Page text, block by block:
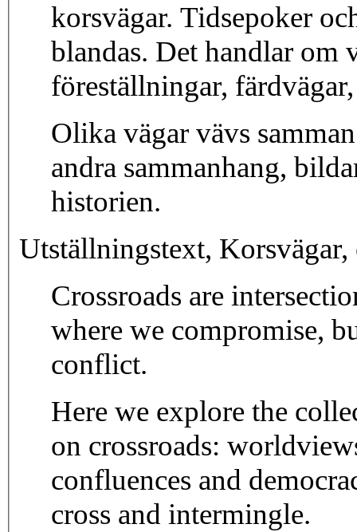
korsvägar. Tidsepoker
blandas. Det handlar om
föreställningar,
Olika vägar vävs
andra sammanhang,
historien.
Utställningstext, Korsvägar,
Crossroads are
where we compromise,
conflict.
Here we explore the
on crossroads:
confluences and
cross and intermingle.